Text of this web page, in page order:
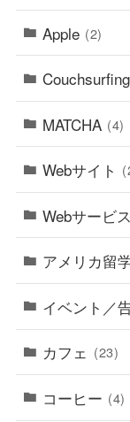
Apple (2)
Couchsurfing
MATCHA (4)
Webサイト
Webサービス
アメリカ留
イベント／
カフェ (23)
コーヒー (4)